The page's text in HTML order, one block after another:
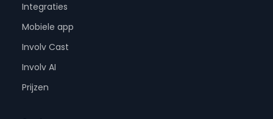
Integraties
Mobiele app
Involv Cast
Involv AI
Prijzen